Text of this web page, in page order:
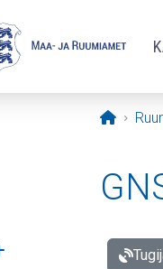
Avaleht
alammenüü